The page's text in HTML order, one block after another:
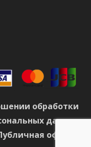
обработки
данных
оферта